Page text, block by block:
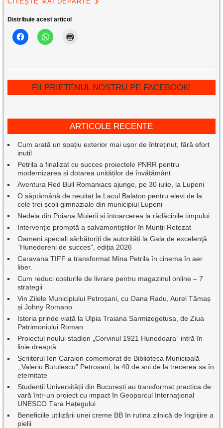
Distribuie acest articol
FII PRIETENUL NOSTRU PE FACEBOOK!
ARTICOLE RECENTE
Cum arată un spațiu exterior mai ușor de întreținut, fără efort
inutil
Petrila a finalizat cu succes proiectele PNRR pentru
modernizarea și dotarea unităților de învățământ
Aventura Red Bull Romaniacs ajunge, pe 30 iulie, la Lupeni
O săptămână de neuitat la Lacul Balaton pentru elevi de la
cele trei școli gimnaziale din municipiul Lupeni
Nedeia din Poiana Muierii și întoarcerea la rădăcinile timpului
Intervenție promptă a salvamontiștilor în Munții Retezat
Oameni speciali sărbătoriți de autorități la Gala de excelenţă
”Hunedoreni de succes”, ediția 2026
Caravana TIFF a transformat Mina Petrila în cinema în aer
liber.
Cum reduci costurile de livrare pentru magazinul online – 7
strategii
Vin Zilele Municipiului Petroșani, cu Oana Radu, Aurel Tămaș
și Johny Romano
Istoria prinde viață la Ulpia Traiana Sarmizegetusa, de Ziua
Patrimoniului Roman
Proiectul noului stadion „Corvinul 1921 Hunedoara” intră în
linie dreaptă
Scriitorul Ion Caraion comemorat de Biblioteca Municipală
,,Valeriu Butulescu” Petroșani, la 40 de ani de la trecerea sa în
eternitate
Studenții Universității din București au transformat practica de
vară într-un proiect cu impact în Geoparcul Internațional
UNESCO Țara Hațegului
Beneficiile utilizării unei creme BB în rutina zilnică de îngrijire a
pielii